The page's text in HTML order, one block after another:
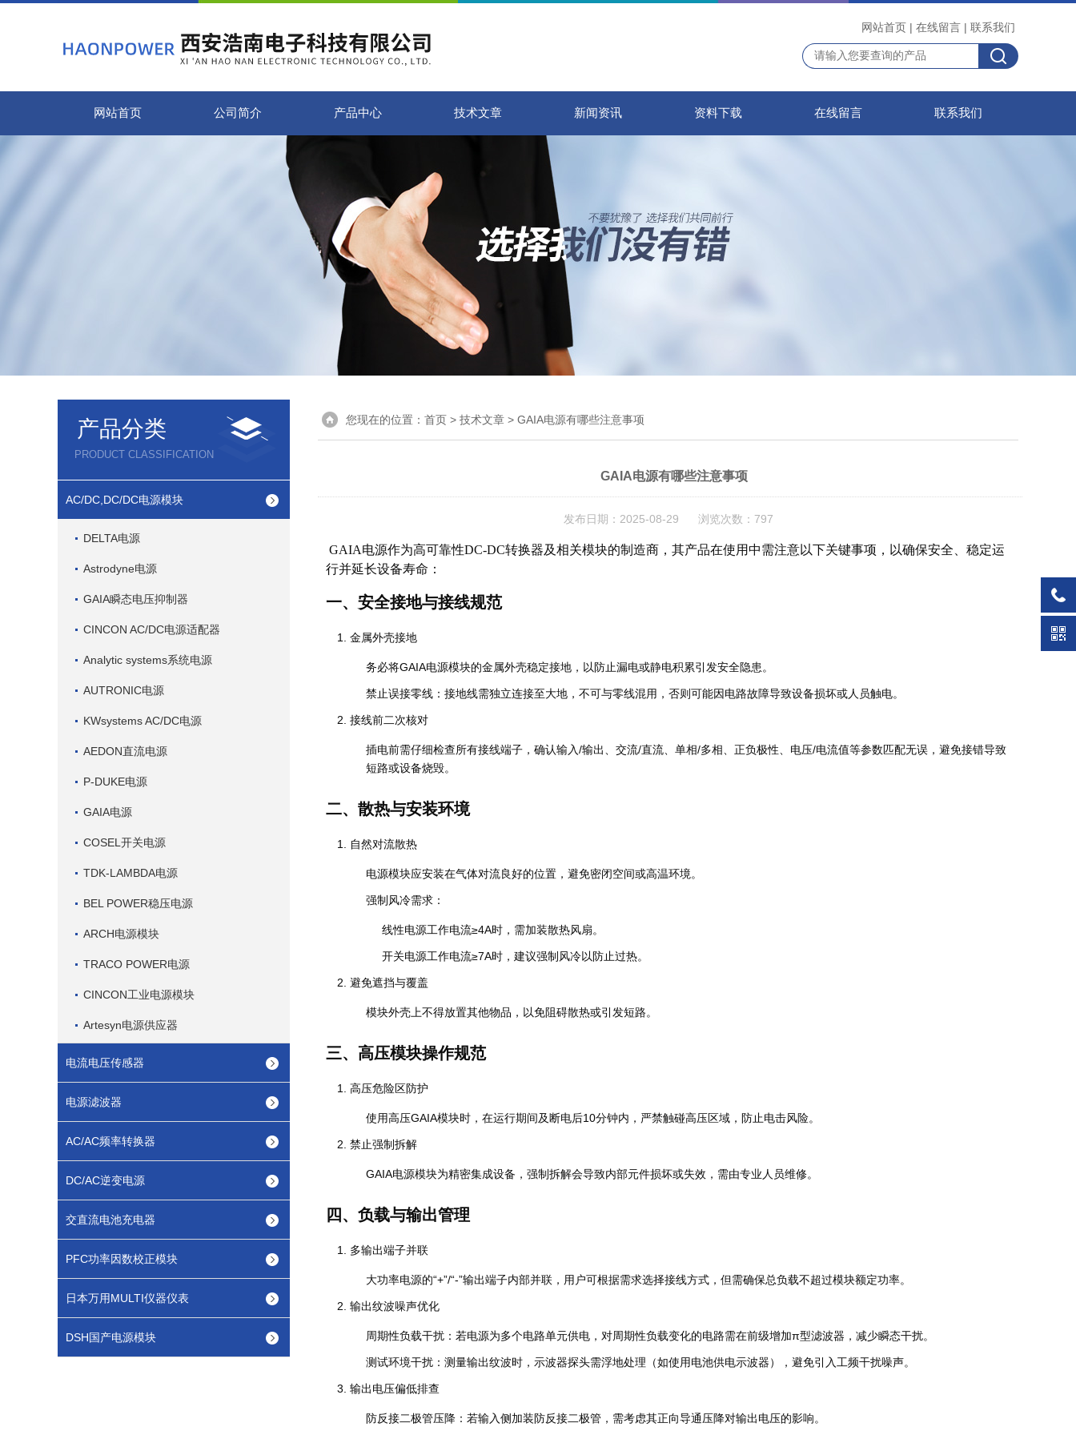
网站首页 | 在线留言 | 联系我们
网站首页 公司简介 产品中心 技术文章 新闻资讯 资料下载 在线留言 联系我们
产品分类
PRODUCT CLASSIFICATION
AC/DC,DC/DC电源模块
DELTA电源
Astrodyne电源
GAIA瞬态电压抑制器
CINCON AC/DC电源适配器
Analytic systems系统电源
AUTRONIC电源
KWsystems AC/DC电源
AEDON直流电源
P-DUKE电源
GAIA电源
COSEL开关电源
TDK-LAMBDA电源
BEL POWER稳压电源
ARCH电源模块
TRACO POWER电源
CINCON工业电源模块
Artesyn电源供应器
电流电压传感器
电源滤波器
AC/AC频率转换器
DC/AC逆变电源
交直流电池充电器
PFC功率因数校正模块
日本万用MULTI仪器仪表
DSH国产电源模块
您现在的位置： 首页 > 技术文章 > GAIA电源有哪些注意事项
GAIA电源有哪些注意事项
发布日期：2025-08-29 浏览次数：797
GAIA电源作为高可靠性DC-DC转换器及相关模块的制造商，其产品在使用中需注意以下关键事项，以确保安全、稳定运
行并延长设备寿命：
一、安全接地与接线规范
金属外壳接地
务必将GAIA电源模块的金属外壳稳定接地，以防止漏电或静电积累引发安全隐患。
禁止误接零线 ：接地线需独立连接至大地，不可与零线混用，否则可能因电路故障导致设备损坏或人员触电。
接线前二次核对
插电前需仔细检查所有接线端子，确认输入/输出、交流/直流、单相/多相、正负极性、电压/电流值等参数匹配无误，避免接错导致
短路或设备烧毁。
二、散热与安装环境
自然对流散热
电源模块应安装在气体对流良好的位置，避免密闭空间或高温环境。
强制风冷需求 ：
线性电源工作电流≥4A时，需加装散热风扇。
开关电源工作电流≥7A时，建议强制风冷以防止过热。
避免遮挡与覆盖
模块外壳上不得放置其他物品，以免阻碍散热或引发短路。
三、高压模块操作规范
高压危险区防护
使用高压GAIA模块时，在运行期间及断电后10分钟内，严禁触碰高压区域，防止电击风险。
禁止强制拆解
GAIA电源模块为精密集成设备，强制拆解会导致内部元件损坏或失效，需由专业人员维修。
四、负载与输出管理
多输出端子并联
大功率电源的“+”/“-”输出端子内部并联，用户可根据需求选择接线方式，但需确保总负载不超过模块额定功率。
输出纹波噪声优化
周期性负载干扰 ：若电源为多个电路单元供电，对周期性负载变化的电路需在前级增加π型滤波器，减少瞬态干扰。
测试环境干扰 ：测量输出纹波时，示波器探头需浮地处理（如使用电池供电示波器），避免引入工频干扰噪声。
输出电压偏低排查
防反接二极管压降 ：若输入侧加装防反接二极管，需考虑其正向导通压降对输出电压的影响。